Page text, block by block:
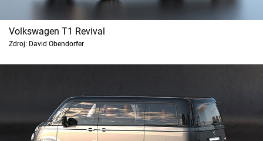
Volkswagen T1 Revival
Zdroj: David Obendorfer